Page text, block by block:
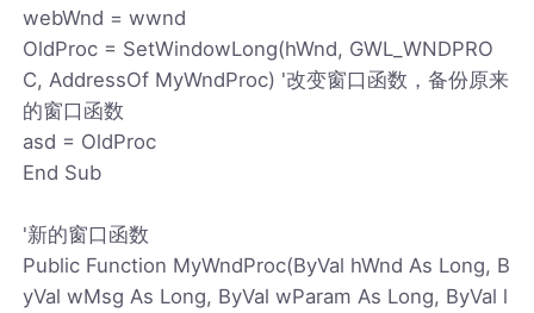
webWnd = wwnd
OldProc = SetWindowLong(hWnd, GWL_WNDPRO
C, AddressOf MyWndProc) '改变窗口函数，备份原来
的窗口函数
asd = OldProc
End Sub
'新的窗口函数
Public Function MyWndProc(ByVal hWnd As Long, B
yVal wMsg As Long, ByVal wParam As Long, ByVal l